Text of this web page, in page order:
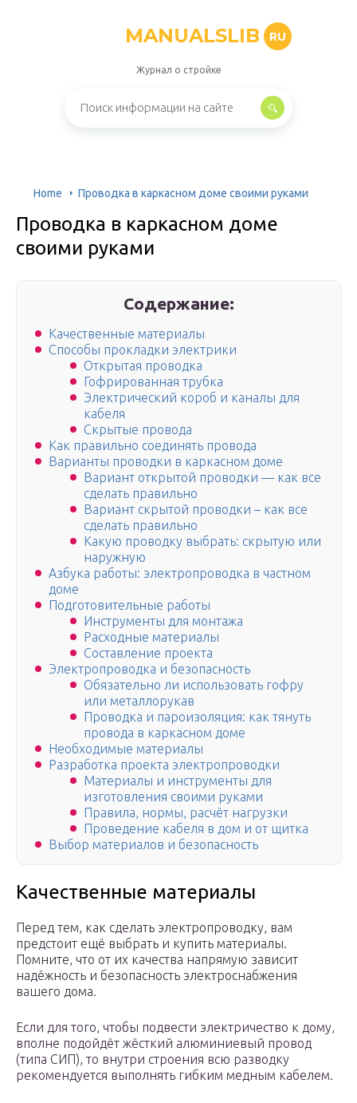
MANUALSLIB RU
Журнал о стройке
Home Проводка в каркасном доме своими руками
Проводка в каркасном доме
своими руками
Содержание:
Качественные материалы
Способы прокладки электрики
Открытая проводка
Гофрированная трубка
Электрический короб и каналы для
кабеля
Скрытые провода
Как правильно соединять провода
Варианты проводки в каркасном доме
Вариант открытой проводки — как все
сделать правильно
Вариант скрытой проводки – как все
сделать правильно
Какую проводку выбрать: скрытую или
наружную
Азбука работы: электропроводка в частном
доме
Подготовительные работы
Инструменты для монтажа
Расходные материалы
Составление проекта
Электропроводка и безопасность
Обязательно ли использовать гофру
или металлорукав
Проводка и пароизоляция: как тянуть
провода в каркасном доме
Необходимые материалы
Разработка проекта электропроводки
Материалы и инструменты для
изготовления своими руками
Правила, нормы, расчёт нагрузки
Проведение кабеля в дом и от щитка
Выбор материалов и безопасность
Качественные материалы
Перед тем, как сделать электропроводку, вам
предстоит ещё выбрать и купить материалы.
Помните, что от их качества напрямую зависит
надёжность и безопасность электроснабжения
вашего дома.
Если для того, чтобы подвести электричество к дому,
вполне подойдёт жёсткий алюминиевый провод
(типа СИП), то внутри строения всю разводку
рекомендуется выполнять гибким медным кабелем.